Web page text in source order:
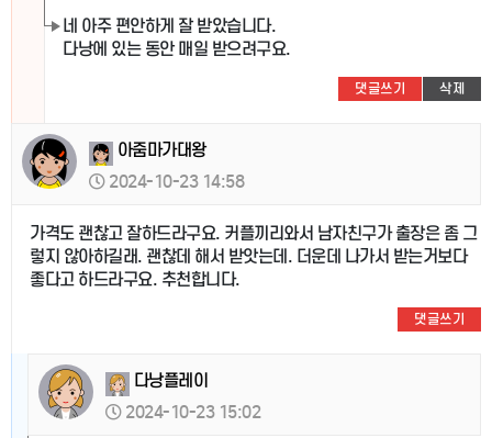
네 아주 편안하게 잘 받았습니다.
다낭에 있는 동안 매일 받으려구요.
댓글쓰기 삭제
아줌마가대왕
2024-10-23 14:58
가격도 괜찮고 잘하드라구요. 커플끼리와서 남자친구가 출장은 좀 그
렇지 않아하길래. 괜찮데 해서 받앗는데. 더운데 나가서 받는거보다
좋다고 하드라구요. 추천합니다.
댓글쓰기
다낭플레이
2024-10-23 15:02